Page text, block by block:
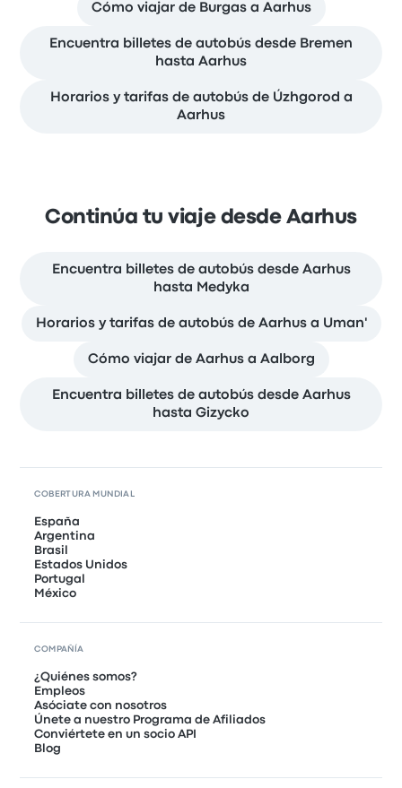
Cómo viajar de Burgas a Aarhus
Encuentra billetes de autobús desde Bremen
hasta Aarhus
Horarios y tarifas de autobús de Úzhgorod a
Aarhus
Continúa tu viaje desde Aarhus
Encuentra billetes de autobús desde Aarhus
hasta Medyka
Horarios y tarifas de autobús de Aarhus a Uman'
Cómo viajar de Aarhus a Aalborg
Encuentra billetes de autobús desde Aarhus
hasta Gizycko
COBERTURA MUNDIAL
España
Argentina
Brasil
Estados Unidos
Portugal
México
COMPAÑÍA
¿Quiénes somos?
Empleos
Asóciate con nosotros
Únete a nuestro Programa de Afiliados
Conviértete en un socio API
Blog